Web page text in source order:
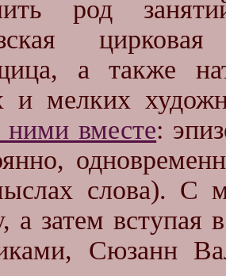
род
а также
и мелких
ними вместе:
слова). С
а затем
Сюзанн